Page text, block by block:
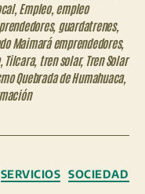
, Empleo, empleo
, guardatrenes,
Maimará emprendedores,
, Tilcara, tren solar, Tren Solar
Quebrada de Humahuaca,
SERVICIOS SOCIEDAD